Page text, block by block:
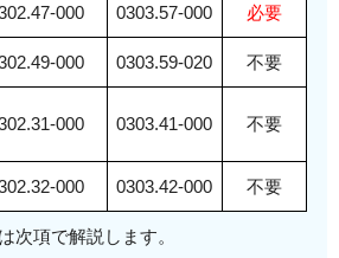
000 0303.57-000 必要
000 0303.59-020 不要
000 0303.41-000 不要
000 0303.42-000 不要
次項で解説します。